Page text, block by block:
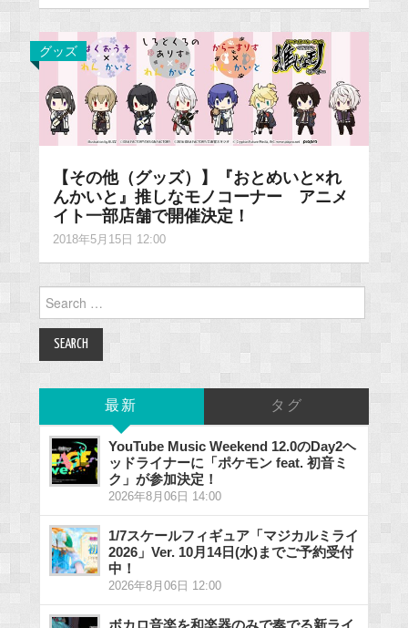
グッズ
【その他（グッズ）】『おとめいと×れ
んかいと』推しなモノコーナー アニメ
イト一部店舗で開催決定！
2018年5月15日 12:00
for:
最新 タグ
YouTube Music Weekend 12.0のDay2ヘ
ッドライナーに「ポケモン feat. 初音ミ
ク」が参加決定！
2026年8月06日 14:00
1/7スケールフィギュア「マジカルミライ
2026」Ver. 10月14日(水)までご予約受付
中！
2026年8月06日 12:00
ボカロ音楽を和楽器のみで奏でる新ライ